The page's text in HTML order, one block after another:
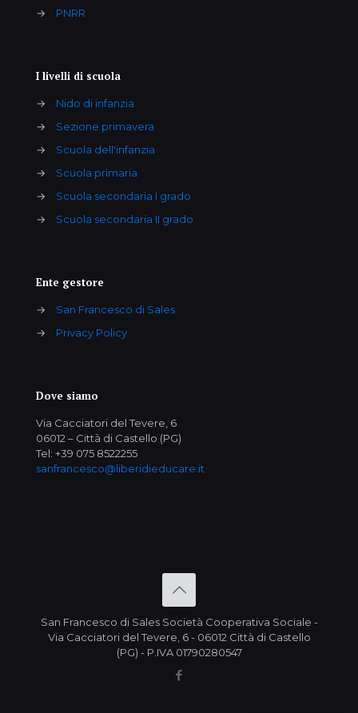
→
PNRR
I livelli di scuola
→
Nido di infanzia
→
Sezione primavera
→
Scuola dell'infanzia
→
Scuola primaria
→
Scuola secondaria I grado
→
Scuola secondaria II grado
Ente gestore
→
San Francesco di Sales
→
Privacy Policy
Dove siamo
Via Cacciatori del Tevere, 6
06012 – Città di Castello (PG)
Tel: +39 075 8522255
sanfrancesco@liberidieducare.it
San Francesco di Sales Società Cooperativa Sociale -
Via Cacciatori del Tevere, 6 - 06012 Città di Castello
(PG) - P.IVA 01790280547